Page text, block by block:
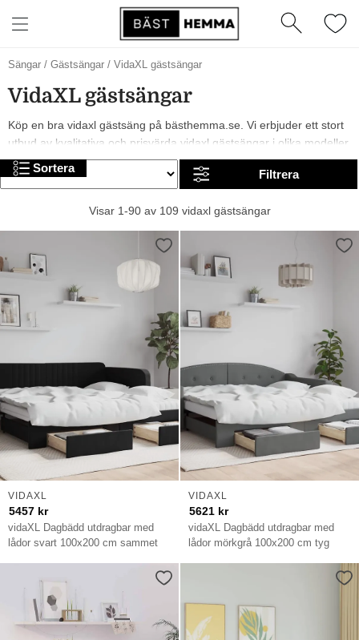
Sängar / Gästsängar / VidaXL gästsängar
VidaXL gästsängar
Köp en bra vidaxl gästsäng på bästhemma.se. Vi erbjuder ett stort
utbud av kvalitativa och prisvärda vidaxl gästsängar i olika modeller,
från märken som och vidaXL. År 2026 är det trendigt med svarta,
gula och vita vidaxl gästsängar. I sortimentet finns allt från billiga till
Sortera Filtrera
Visar 1-90 av 109 vidaxl gästsängar
vidaXL Dagbädd utdragbar med
lådor svart 100x200 cm sammet
VIDAXL
5457 kr
vidaXL Dagbädd utdragbar med
lådor mörkgrå 100x200 cm tyg
VIDAXL
5621 kr